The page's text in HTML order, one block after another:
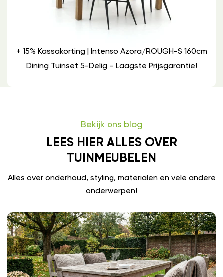
+ 15% Kassakorting | Intenso Azora/ROUGH-S 160cm
Dining Tuinset 5-Delig – Laagste Prijsgarantie!
Bekijk ons blog
LEES HIER ALLES OVER
TUINMEUBELEN
Alles over onderhoud, styling, materialen en vele andere
onderwerpen!